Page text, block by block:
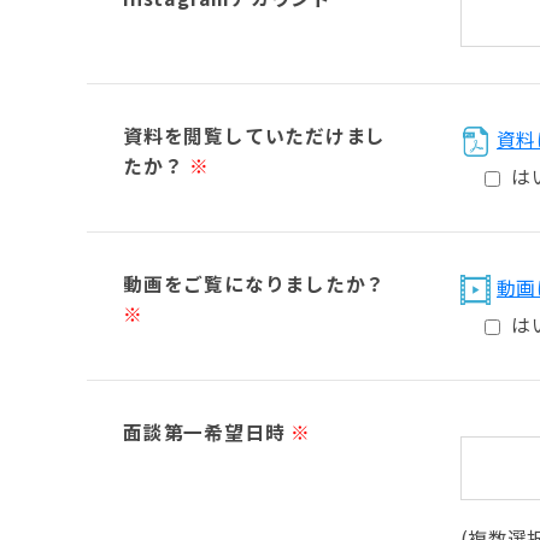
資料を閲覧していただけまし
たか？ ※
資
は
動画をご覧になりましたか？
※
動
は
面談第一希望日時 ※